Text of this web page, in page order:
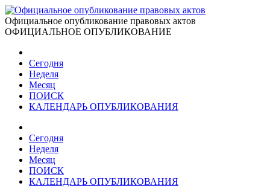
Официальное опубликование правовых актов
ОФИЦИАЛЬНОЕ ОПУБЛИКОВАНИЕ
Сегодня
Неделя
Месяц
ПОИСК
КАЛЕНДАРЬ ОПУБЛИКОВАНИЯ
Сегодня
Неделя
Месяц
ПОИСК
КАЛЕНДАРЬ ОПУБЛИКОВАНИЯ